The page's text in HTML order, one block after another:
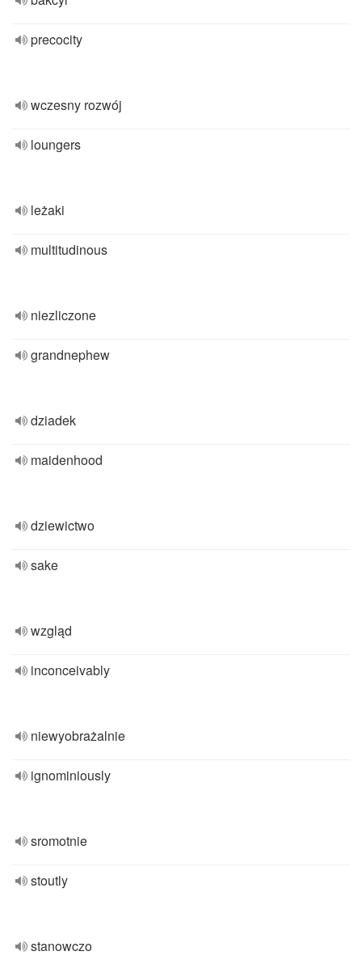
precocity
wczesny rozwój
loungers
leżaki
multitudinous
niezliczone
grandnephew
dziadek
maidenhood
dziewictwo
sake
wzgląd
inconceivably
niewyobrażalnie
ignominiously
sromotnie
stoutly
stanowczo